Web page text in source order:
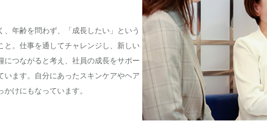
年齢を問わず、「成長したい」という
。仕事を通してチャレンジし、新しい
つながると考え、社員の成長をサポー
います。自分にあったスキンケアやヘア
けにもなっています。